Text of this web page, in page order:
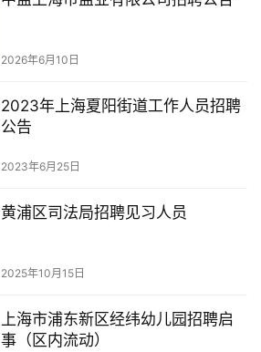
2026年6月10日
2023年上海夏阳街道工作人员招聘
公告
2023年6月25日
黄浦区司法局招聘见习人员
2025年10月15日
上海市浦东新区经纬幼儿园招聘启
事（区内流动）